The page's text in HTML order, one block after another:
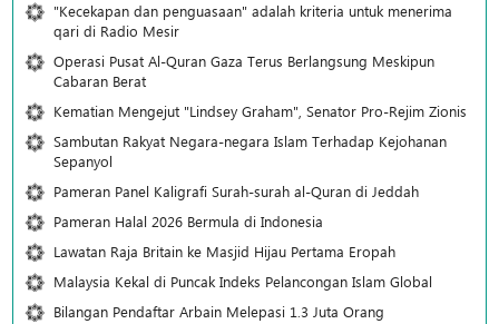
"Kecekapan dan penguasaan" adalah kriteria untuk menerima
qari di Radio Mesir
Operasi Pusat Al-Quran Gaza Terus Berlangsung Meskipun
Cabaran Berat
Kematian Mengejut "Lindsey Graham", Senator Pro-Rejim Zionis
Sambutan Rakyat Negara-negara Islam Terhadap Kejohanan
Sepanyol
Pameran Panel Kaligrafi Surah-surah al-Quran di Jeddah
Pameran Halal 2026 Bermula di Indonesia
Lawatan Raja Britain ke Masjid Hijau Pertama Eropah
Malaysia Kekal di Puncak Indeks Pelancongan Islam Global
Bilangan Pendaftar Arbain Melepasi 1.3 Juta Orang